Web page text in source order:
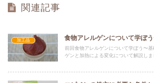
関連記事
加工品 食物アレルゲンについて学ぼ
前回食物アレルゲンについて学ぼう〜
ゲンと加熱による変化について解説しま